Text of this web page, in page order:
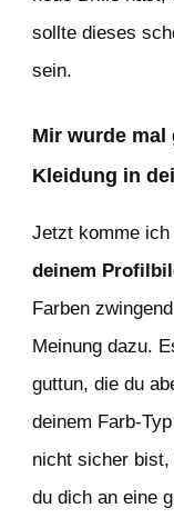
sollte dieses
sein.
Mir wurde mal
Kleidung in
Jetzt komme ich
deinem
Farben
Meinung dazu.
guttun, die du
deinem Farb-
nicht sicher
du dich an eine